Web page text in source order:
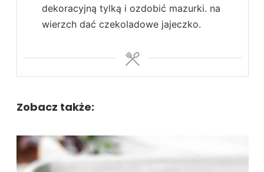
dekoracyjną tylką i ozdobić mazurki. na
wierzch dać czekoladowe jajeczko.
Zobacz także: